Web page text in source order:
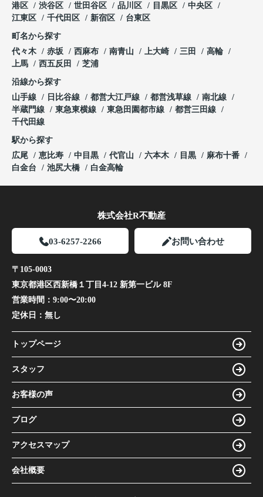
港区
渋谷区 世田谷区 品川区 目黒区
中央区
江東区
千代田区 新宿区 台東区
町名から探す
代々木
赤坂 西麻布 南青山 上大崎 三田
高輪
上馬
西五反田 芝浦
沿線から探す
山手線
日比谷線 都営大江戸線 都営浅草線
南北線
半蔵門線
東急東横線 東急田園都市線
都営三田線
千代田線
駅から探す
広尾
恵比寿 中目黒 代官山 六本木 目黒
麻布十番
白金台
池尻大橋 白金高輪
株式会社R不動産
03-6257-2266 お問い合わせ
〒105-0003
東京都港区西新橋１丁目4-12 新第一ビル 8F
営業時間： 9:00〜20:00
定休日： 無し
トップページ
スタッフ
お客様の声
ブログ
アクセスマップ
会社概要